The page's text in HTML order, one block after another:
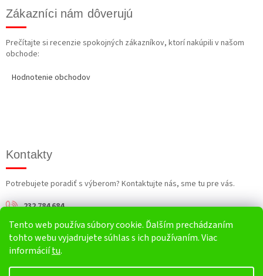
Tento web používa súbory cookie. Ďalším prechádzaním
tohto webu vyjadrujete súhlas s ich používaním. Viac
informáciítu.
Zákazníci nám dôverujú
Prečítajte si recenzie spokojných zákazníkov, ktorí nakúpili v našom
obchode:
Hodnotenie obchodov
Kontakty
Potrebujete poradiť s výberom? Kontaktujte nás, sme tu pre vás.
232 784 684
info@harv.sk